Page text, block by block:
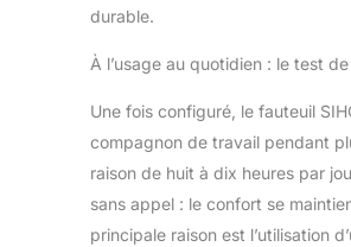
BIFMA
offre
et se
durable.
À l’usage au quotidien : le test
Une fois configuré, le fauteuil
compagnon de travail pendant
raison de huit à dix heures par
sans appel : le confort se
principale raison est l’utilisation